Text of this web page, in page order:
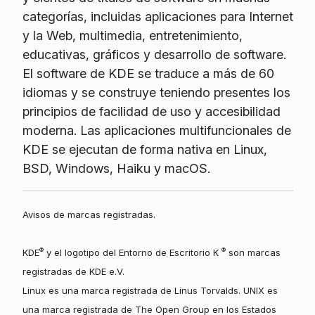
categorías, incluidas aplicaciones para Internet
y la Web, multimedia, entretenimiento,
educativas, gráficos y desarrollo de software.
El software de KDE se traduce a más de 60
idiomas y se construye teniendo presentes los
principios de facilidad de uso y accesibilidad
moderna. Las aplicaciones multifuncionales de
KDE se ejecutan de forma nativa en Linux,
BSD, Windows, Haiku y macOS.
Avisos de marcas registradas.
KDE®y el logotipo del Entorno de Escritorio K ®son marcas
registradas de KDE e.V.
Linux es una marca registrada de Linus Torvalds. UNIX es
una marca registrada de The Open Group en los Estados